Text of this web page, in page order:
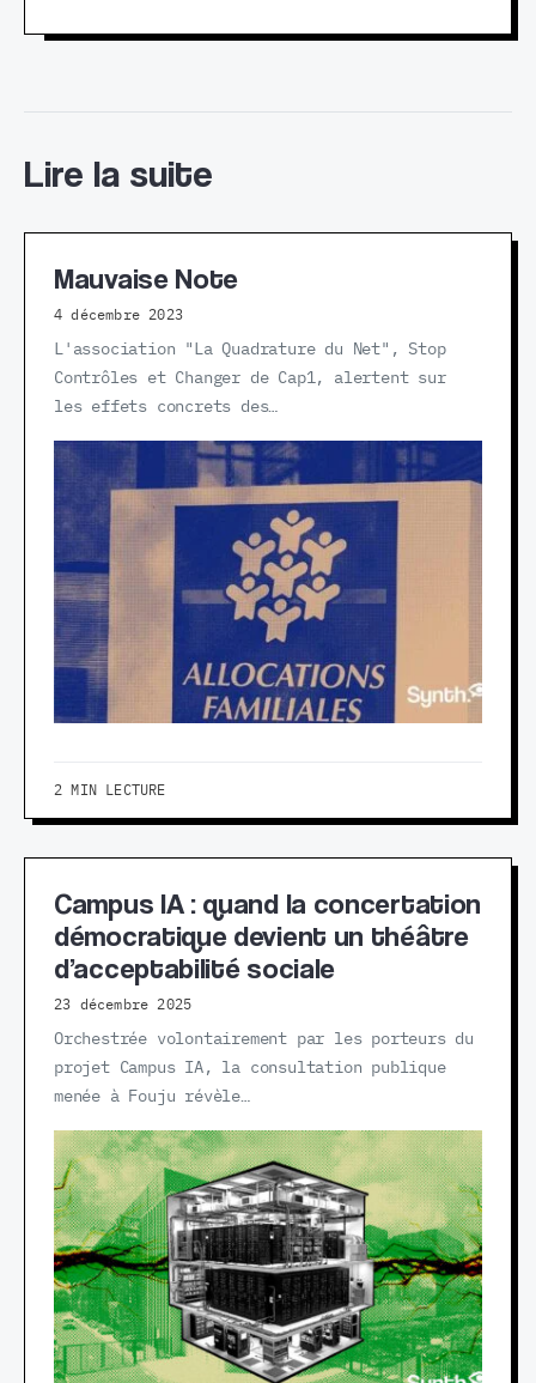
Lire la suite
Mauvaise Note
4 décembre 2023
L'association "La Quadrature du Net", Stop
Contrôles et Changer de Cap1, alertent sur
les effets concrets des…
2 MIN LECTURE
Campus IA : quand la concertation
démocratique devient un théâtre
d’acceptabilité sociale
23 décembre 2025
Orchestrée volontairement par les porteurs du
projet Campus IA, la consultation publique
menée à Fouju révèle…